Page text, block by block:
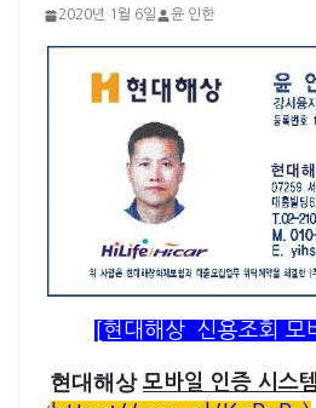
2020년 1월 6일 윤 인한
[현대해상 신용조회 모
현대해상 모바일 인증 시스템